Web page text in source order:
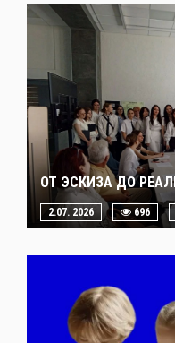
ОТ ЭСКИЗА ДО
2.07. 2026 696